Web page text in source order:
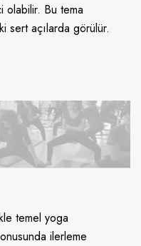
olabilir. Bu tema
sert açılarda görülür.
temel yoga
ilerleme